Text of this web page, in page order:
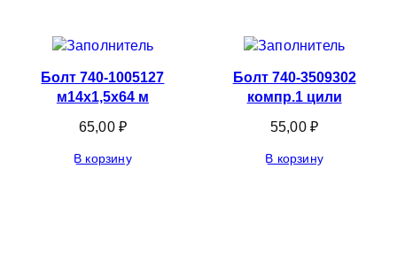
Болт 740-1005127
м14х1,5х64 м
65,00 ₽
В корзину
Болт 740-3509302
компр.1 цили
55,00₽
В корзину